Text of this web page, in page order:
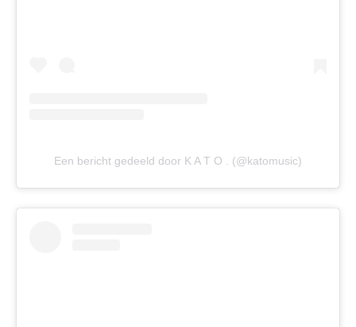
Een bericht gedeeld door K A T O . (@katomusic)